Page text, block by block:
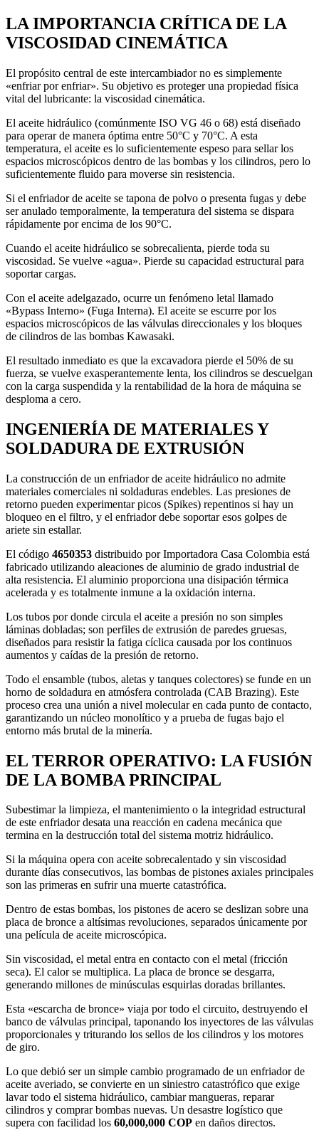
LA IMPORTANCIA CRÍTICA DE LA
VISCOSIDAD CINEMÁTICA
El propósito central de este intercambiador no es simplemente
«enfriar por enfriar». Su objetivo es proteger una propiedad física
vital del lubricante: la viscosidad cinemática.
El aceite hidráulico (comúnmente ISO VG 46 o 68) está diseñado
para operar de manera óptima entre 50°C y 70°C. A esta
temperatura, el aceite es lo suficientemente espeso para sellar los
espacios microscópicos dentro de las bombas y los cilindros, pero lo
suficientemente fluido para moverse sin resistencia.
Si el enfriador de aceite se tapona de polvo o presenta fugas y debe
ser anulado temporalmente, la temperatura del sistema se dispara
rápidamente por encima de los 90°C.
Cuando el aceite hidráulico se sobrecalienta, pierde toda su
viscosidad. Se vuelve «agua». Pierde su capacidad estructural para
soportar cargas.
Con el aceite adelgazado, ocurre un fenómeno letal llamado
«Bypass Interno» (Fuga Interna). El aceite se escurre por los
espacios microscópicos de las válvulas direccionales y los bloques
de cilindros de las bombas Kawasaki.
El resultado inmediato es que la excavadora pierde el 50% de su
fuerza, se vuelve exasperantemente lenta, los cilindros se descuelgan
con la carga suspendida y la rentabilidad de la hora de máquina se
desploma a cero.
INGENIERÍA DE MATERIALES Y
SOLDADURA DE EXTRUSIÓN
La construcción de un enfriador de aceite hidráulico no admite
materiales comerciales ni soldaduras endebles. Las presiones de
retorno pueden experimentar picos (Spikes) repentinos si hay un
bloqueo en el filtro, y el enfriador debe soportar esos golpes de
ariete sin estallar.
El código 4650353 distribuido por Importadora Casa Colombia está
fabricado utilizando aleaciones de aluminio de grado industrial de
alta resistencia. El aluminio proporciona una disipación térmica
acelerada y es totalmente inmune a la oxidación interna.
Los tubos por donde circula el aceite a presión no son simples
láminas dobladas; son perfiles de extrusión de paredes gruesas,
diseñados para resistir la fatiga cíclica causada por los continuos
aumentos y caídas de la presión de retorno.
Todo el ensamble (tubos, aletas y tanques colectores) se funde en un
horno de soldadura en atmósfera controlada (CAB Brazing). Este
proceso crea una unión a nivel molecular en cada punto de contacto,
garantizando un núcleo monolítico y a prueba de fugas bajo el
entorno más brutal de la minería.
EL TERROR OPERATIVO: LA FUSIÓN
DE LA BOMBA PRINCIPAL
Subestimar la limpieza, el mantenimiento o la integridad estructural
de este enfriador desata una reacción en cadena mecánica que
termina en la destrucción total del sistema motriz hidráulico.
Si la máquina opera con aceite sobrecalentado y sin viscosidad
durante días consecutivos, las bombas de pistones axiales principales
son las primeras en sufrir una muerte catastrófica.
Dentro de estas bombas, los pistones de acero se deslizan sobre una
placa de bronce a altísimas revoluciones, separados únicamente por
una película de aceite microscópica.
Sin viscosidad, el metal entra en contacto con el metal (fricción
seca). El calor se multiplica. La placa de bronce se desgarra,
generando millones de minúsculas esquirlas doradas brillantes.
Esta «escarcha de bronce» viaja por todo el circuito, destruyendo el
banco de válvulas principal, taponando los inyectores de las válvulas
proporcionales y triturando los sellos de los cilindros y los motores
de giro.
Lo que debió ser un simple cambio programado de un enfriador de
aceite averiado, se convierte en un siniestro catastrófico que exige
lavar todo el sistema hidráulico, cambiar mangueras, reparar
cilindros y comprar bombas nuevas. Un desastre logístico que
supera con facilidad los 60,000,000 COP en daños directos.